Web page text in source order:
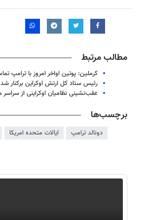
مطالب مرتبط
کرملین: پوتین اواخر امروز با ترامپ
رئیس ستاد کل ارتش اوکراین برکنار شد
عقب‌نشینی نظامیان اوکراینی از
برچسب‌ها
دونالد ترامپ ایالات متحده امریکا
روزنامه‌های ورزشی پنج‌شنبه ۱۵ مرداد ۱۴۰۵